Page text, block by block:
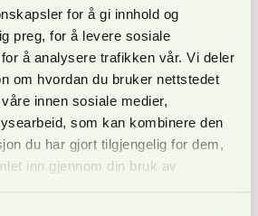
for å gi innhold og
preg, for å levere sosiale
å analysere trafikken vår. Vi deler
om hvordan du bruker nettstedet
innen sosiale medier,
som kan kombinere den
du har gjort tilgjengelig for dem,
inn gjennom din bruk av
fullførte sin mastergrad i
denne våren, mens Susanne
masteroppgave i løpet av
frem til å bistå skogeiere,
til bærekraftig
vil deres oppgaver